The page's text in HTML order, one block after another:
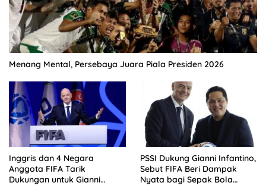
Menang Mental, Persebaya Juara Piala Presiden 2026
Inggris dan 4 Negara
Anggota FIFA Tarik
Dukungan untuk Gianni
PSSI Dukung Gianni Infantino,
Sebut FIFA Beri Dampak
Nyata bagi Sepak Bola